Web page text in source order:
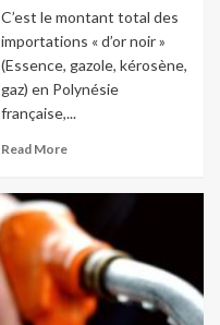
C’est le montant total des
importations « d’or noir »
(Essence, gazole, kérosène,
gaz) en Polynésie
française,...
Read More